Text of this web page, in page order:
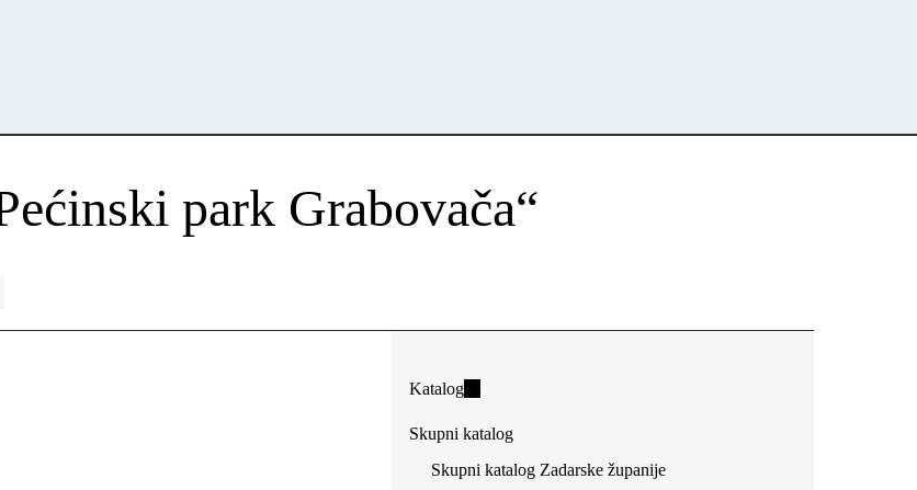
park Grabovača“
Katalog(link
external)
Skupni katalog
Skupni katalog Zadarske županije